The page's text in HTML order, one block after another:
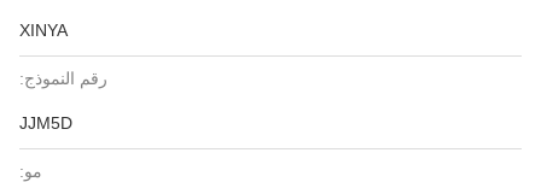
XINYA
رقم النموذج:
JJM5D
مو: